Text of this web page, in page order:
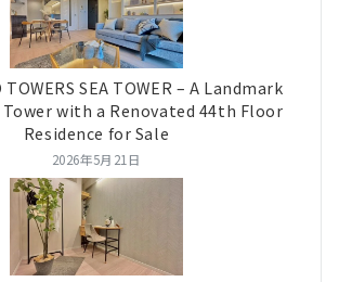
TOWERS SEA TOWER – A Landmark
with a Renovated 44th Floor
Residence for Sale
2026年5月21日